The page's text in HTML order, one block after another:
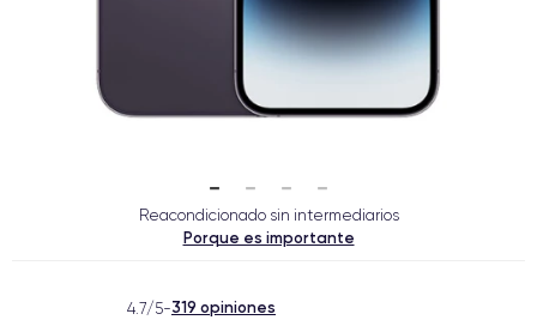
Reacondicionado sin intermediarios
Porque es importante
4.7/5-319 opiniones